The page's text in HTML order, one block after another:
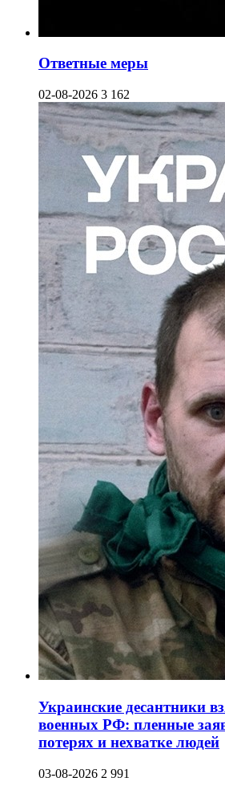
Ответные меры
02-08-2026 3 162
Украинские десантники
военных РФ: пленные
потерях и нехватке людей
03-08-2026 2 991